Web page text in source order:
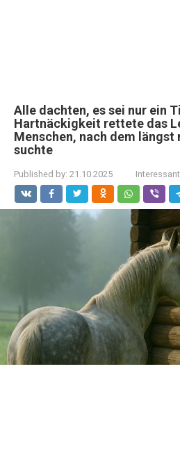
Alle dachten, es sei nur ein
Hartnäckigkeit rettete das
Menschen, nach dem längst
suchte
Published by: 21.10.2025 Interessant